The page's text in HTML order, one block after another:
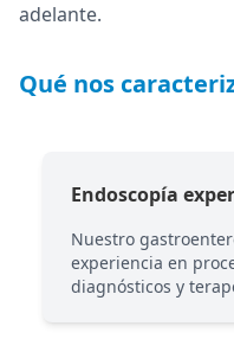
adelante.
Qué nos
Endoscopía
Nuestro
experiencia en
diagnósticos y